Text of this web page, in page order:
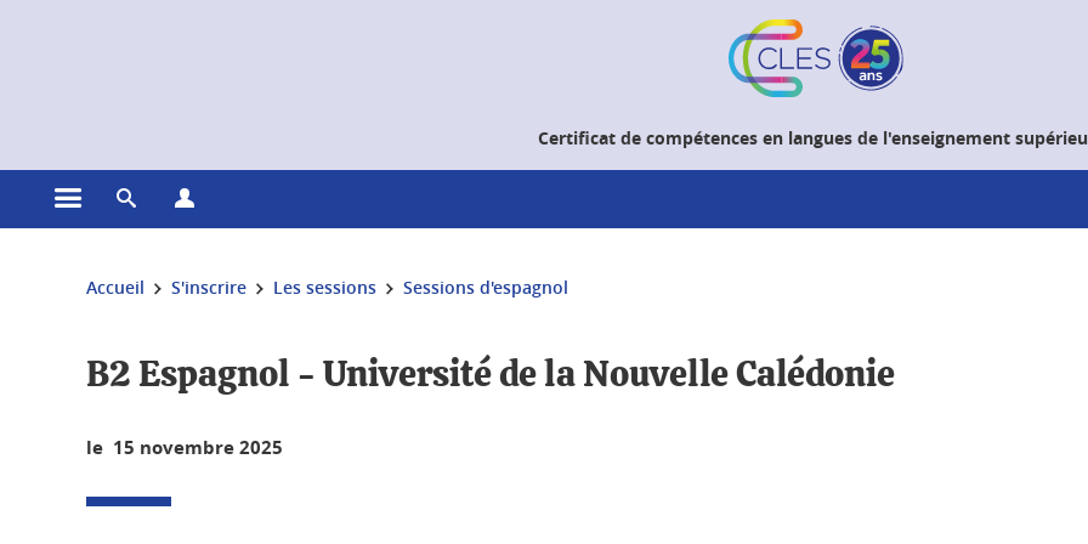
Certificat de compétences en langues de l'enseignement
Ouvrir le menu principal
Ouvrir le moteur de recherche
Vous êtes ici :
Accueil S'inscrire Les sessions Sessions d'espagnol
B2 Espagnol - Université de la Nouvelle Calédonie
le 15 novembre 2025